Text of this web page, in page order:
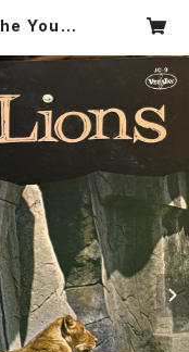
Young